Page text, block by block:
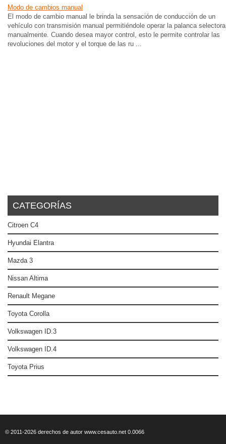
Modo de cambios manual
El modo de cambio manual le brinda la sensación de conducción de un
vehículo con transmisión manual permitiéndole operar la palanca selectora
manualmente. Cuando desea mayor control, esto le permite controlar las
revoluciones del motor y el torque de las ru ...
CATEGORÍAS
Citroen C4
Hyundai Elantra
Mazda 3
Nissan Altima
Renault Megane
Toyota Corolla
Volkswagen ID.3
Volkswagen ID.4
Toyota Prius
© 2011-2026 derechos de autor www.cesauto.net 0.0066